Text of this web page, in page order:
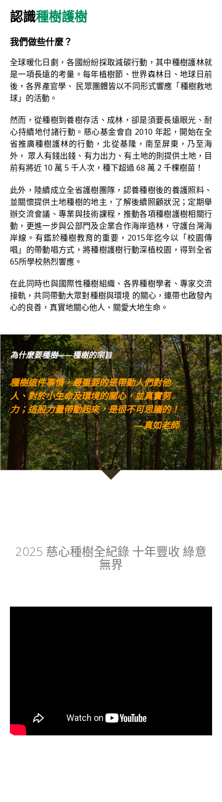
認識種樹護樹
我們做些什麼？
全球暖化日劇，各國紛紛採取減碳行動，其中種樹護林就
是一項長遠的考量。每年植樹節、世界森林日、地球日前
後，各界產官學、 民眾團體皆以不同形式響應「種樹救地
球」的活動。
然而，從種樹到養樹存活、成林，卻是須要長遠眼光、耐
心持續地付諸行動。慈心基金會自 2010 年起，開始在全
省推廣種樹護林的行動，北從基隆，南至屏東，乃至海
外， 眾人有錢出錢、有力出力、有土地的則提供土地，目
前有將近 10 萬 5 千人次，種下超過 68 萬 2 千棵樹苗！
此外，陸續成立全省護樹團隊，認養種樹後的養護照料、
並關懷提供土地種樹的地主，了解後續照顧狀況；定期舉
辦交流會議、專業與技術課程，推動各項種樹護樹相關行
動，更進一步與公部門及企業合作海岸造林，守護台灣海
岸線。有鑑於種樹教育的重要，2015年迄今以「校園傳
唱」的帶動唱方式，將種樹護樹行動深植校園，得到全省
65所學校熱烈響應。
在此同時也與國際性種樹組織、各界種樹學者、專家交流
接軌，共同帶動大眾對種樹與環境 的關心，連帶也啟發內
心的良善，真實地關心他人、關愛大地生命。
為什麼要種樹——種樹的宗旨
種樹這件事情，最重要的是帶動人們對他
人、對於小生命及環境的關心，並真實努
力；這股力量帶動起來，是很不可思議的！
—真如老師
2025 慈心種樹全紀錄 十年豐收 綠意
無界